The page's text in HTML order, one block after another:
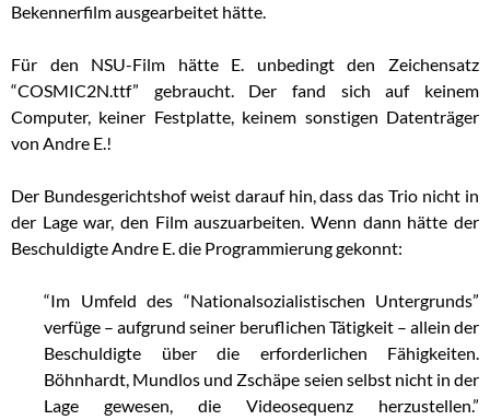
Bekennerfilm ausgearbeitet hätte.
Für den NSU-Film hätte E. unbedingt den Zeichensatz
“COSMIC2N.ttf” gebraucht. Der fand sich auf keinem
Computer, keiner Festplatte, keinem sonstigen Datenträger
von Andre E.!
Der Bundesgerichtshof weist darauf hin, dass das Trio nicht in
der Lage war, den Film auszuarbeiten. Wenn dann hätte der
Beschuldigte Andre E. die Programmierung gekonnt:
“Im Umfeld des “Nationalsozialistischen Untergrunds”
verfüge – aufgrund seiner beruflichen Tätigkeit – allein der
Beschuldigte über die erforderlichen Fähigkeiten.
Böhnhardt, Mundlos und Zschäpe seien selbst nicht in der
Lage gewesen, die Videosequenz herzustellen.”